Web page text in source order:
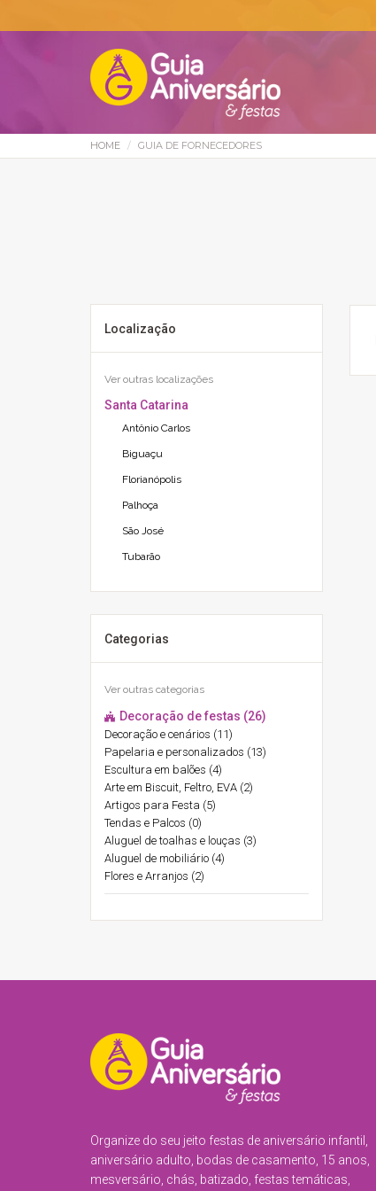
HOME GUIA DE FORNECEDORES
Localização
Ver outras localizações
Santa Catarina
Antônio Carlos
Biguaçu
Florianópolis
Palhoça
São José
Tubarão
Categorias
Ver outras categorias
Decoração de festas (26)
Decoração e cenários (11)
Papelaria e personalizados (13)
Escultura em balões (4)
Arte em Biscuit, Feltro, EVA (2)
Artigos para Festa (5)
Tendas e Palcos (0)
Aluguel de toalhas e louças (3)
Aluguel de mobiliário (4)
Flores e Arranjos (2)
Organize do seu jeito festas de aniversário infantil,
aniversário adulto, bodas de casamento, 15 anos,
mesversário, chás, batizado, festas temáticas,